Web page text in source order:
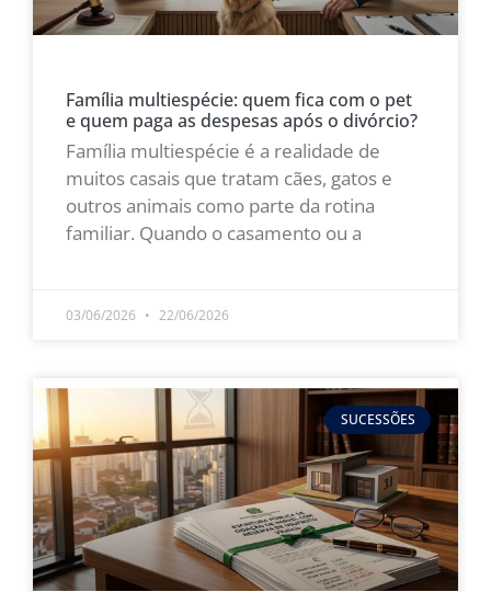
Família multiespécie: quem fica com o pet
e quem paga as despesas após o divórcio?
Família multiespécie é a realidade de
muitos casais que tratam cães, gatos e
outros animais como parte da rotina
familiar. Quando o casamento ou a
03/06/2026 22/06/2026
SUCESSÕES